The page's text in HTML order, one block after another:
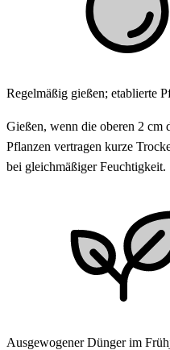
Regelmäßig gießen; etablierte
Gießen, wenn die oberen 2 cm
Pflanzen vertragen kurze
bei gleichmäßiger Feuchtigkeit.
Ausgewogener Dünger im